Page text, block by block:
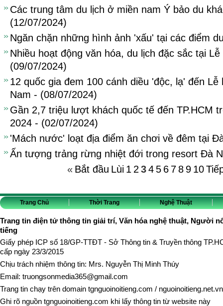
Các trung tâm du lịch ở miền nam Ý bảo du
(12/07/2024)
Ngăn chặn những hình ảnh 'xấu' tại các điểm
Nhiều hoạt động văn hóa, du lịch đặc sắc tại
(09/07/2024)
12 quốc gia đem 100 cánh diều 'độc, lạ' đến
Nam - (08/07/2024)
Gần 2,7 triệu lượt khách quốc tế đến TP.HCM
2024 - (02/07/2024)
'Mách nước' loạt địa điểm ăn chơi về đêm tại
Ấn tượng trảng rừng nhiệt đới trong resort Đà
« Bắt đầu Lùi 1 2 34 5 6 7 8 9 10
Trang Chủ Thời Trang Nghệ Thuật
Trang tin điện tử thông tin giải trí, Văn hóa nghệ thuật, Người
tiếng
Giấy phép ICP số 18/GP-TTĐT - Sở Thông tin & Truyền thông
cấp ngày 23/3/2015
Chịu trách nhiệm thông tin: Mrs. Nguyễn Thị Minh Thúy
Email: truongsonmedia365@gmail.com
Trang tin chạy trên domain tgnguoinoitieng.com / nguoinoitieng.net.vn
Ghi rõ nguồn tgnguoinoitieng.com khi lấy thông tin từ website này